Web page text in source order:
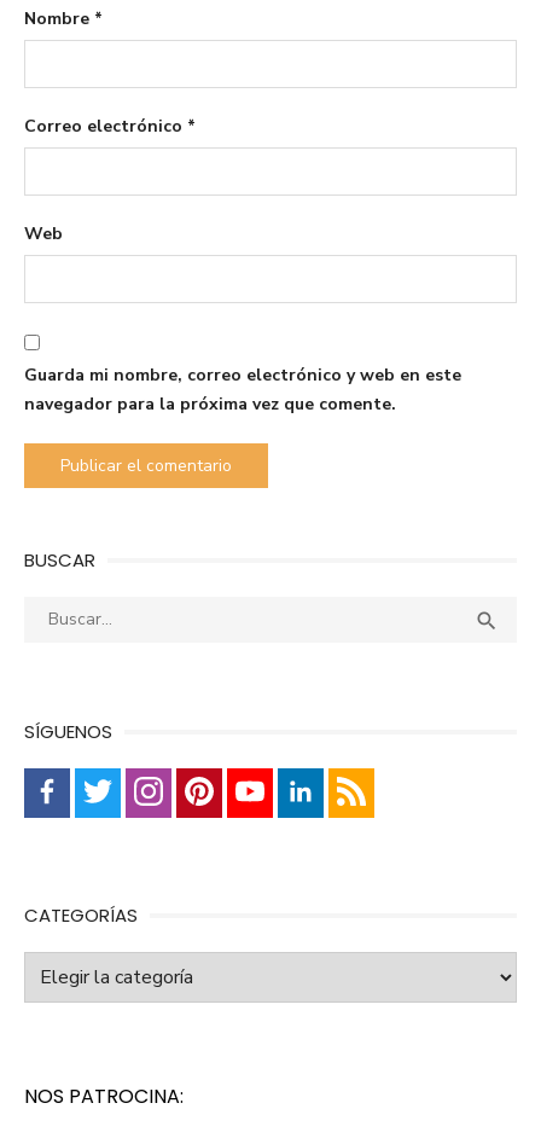
Nombre *
Correo electrónico *
Web
Guarda mi nombre, correo electrónico y web en este
navegador para la próxima vez que comente.
BUSCAR
Buscar: 
SÍGUENOS
CATEGORÍAS
Categorías
NOS PATROCINA: